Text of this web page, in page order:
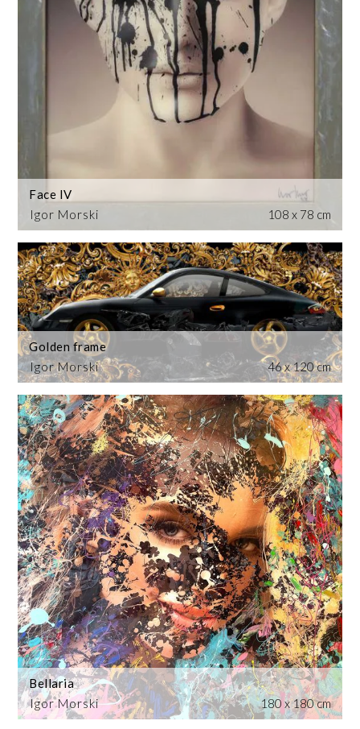
Igor Morski
Face IV
108 x 78 cm
Igor Morski
Golden frame
46 x 120 cm
Igor Morski
Bellaria
180 x 180 cm